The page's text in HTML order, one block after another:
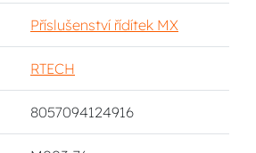
Příslušenství řídítek MX
RTECH
8057094124916